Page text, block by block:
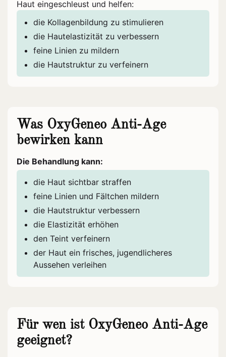
Haut eingeschleust und helfen:
die Kollagenbildung zu stimulieren
die Hautelastizität zu verbessern
feine Linien zu mildern
die Hautstruktur zu verfeinern
Was OxyGeneo Anti-Age
bewirken kann
Die Behandlung kann:
die Haut sichtbar straffen
feine Linien und Fältchen mildern
die Hautstruktur verbessern
die Elastizität erhöhen
den Teint verfeinern
der Haut ein frisches, jugendlicheres
Aussehen verleihen
Für wen ist OxyGeneo Anti-Age
geeignet?